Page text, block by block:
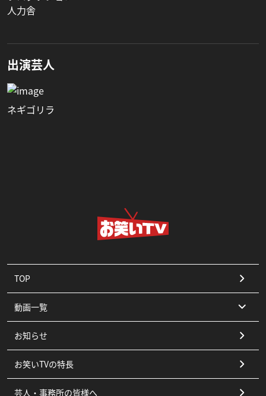
人力舎
出演芸人
ネギゴリラ
TOP
動画一覧
コント
漫才
ピン
お知らせ
お笑いTVの特長
芸人・事務所の皆様へ